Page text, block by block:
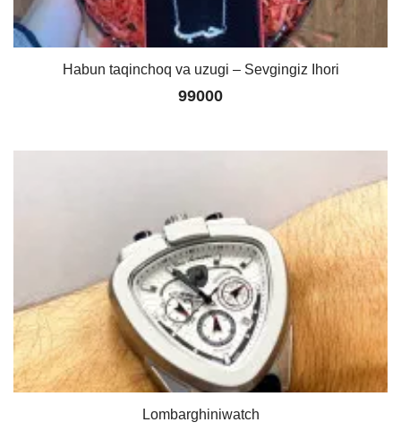
Habun taqinchoq va uzugi – Sevgingiz Ihori
99000
Lombarghiniwatch